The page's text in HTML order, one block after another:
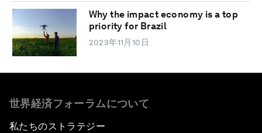
Why the impact economy is a top
priority for Brazil
2023年11月10日
世界経済フォーラムについて
私たちのストラテジー